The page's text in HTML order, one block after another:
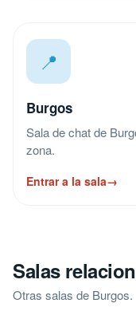
📍
Burgos
Sala de chat de
zona.
Entrar a la sala→
Salas
Otras salas de Burgos.